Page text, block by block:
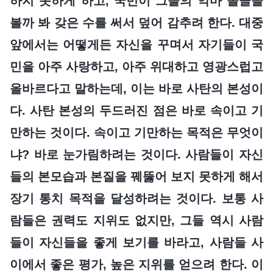
볼까 봐 갖은 수를 써서 덮어 감추려 한다. 대중
앞에서는 어떻게든 자신을 꾸며서 자기들이 국
민을 아주 사랑하고, 아주 위대하고 영광스럽고
올바르다고 말하는데, 이는 바로 사탄의 본성이
다. 사탄 본성의 두드러진 점은 바로 속이고 기
만하는 것이다. 속이고 기만하는 목적은 무엇이
냐? 바로 눈가림하려는 것이다. 사람들이 자신
들의 본모습과 본질을 꿰뚫어 보지 못하게 해서
장기 통치 목적을 달성하려는 것이다. 보통 사
람들은 권력도 지위도 없지만, 그들 역시 사람
들이 자신들을 좋게 보기를 바라고, 사람들 사
이에서 좋은 평가, 높은 지위를 얻으려 한다. 이